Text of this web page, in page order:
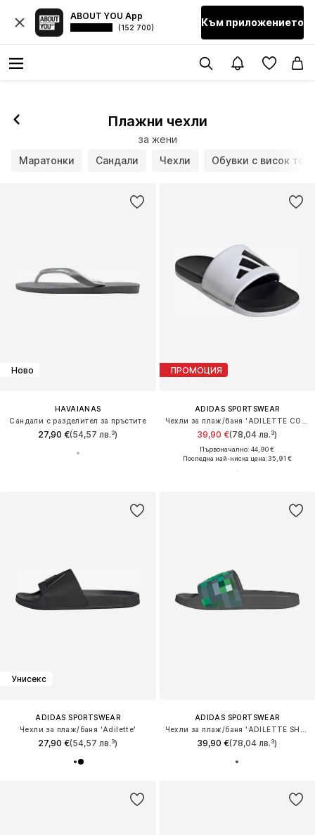
ABOUT YOU App
(152 700) Към приложението
Плажни чехли
за жени
Маратонки
Сандали Чехли Обувки с висок ток
Ново
HAVAIANAS
Сандали с разделител за пръстите
27,90 €(54,57 лв.³)
ПРОМОЦИЯ
ADIDAS SPORTSWEAR
39,90 €(78,04 лв.³)
Първоначално: 44,90 €
Последна най-ниска цена:35,91 €
Унисекс
ADIDAS SPORTSWEAR
Чехли за плаж/баня 'Adilette'
27,90 €(54,57 лв.³)
ADIDAS SPORTSWEAR
39,90 €(78,04 лв.³)